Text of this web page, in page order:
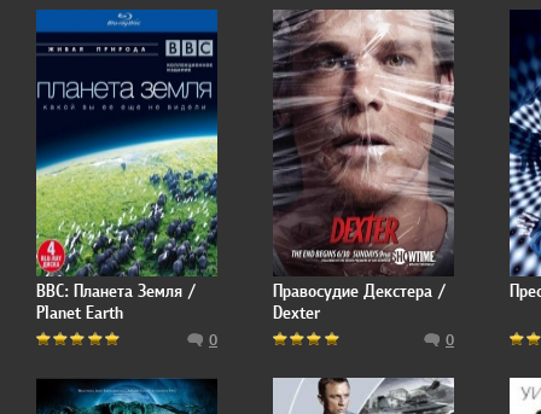
BBC: Планета Земля /
Planet Earth
0
Правосудие Декстера /
Dexter
0